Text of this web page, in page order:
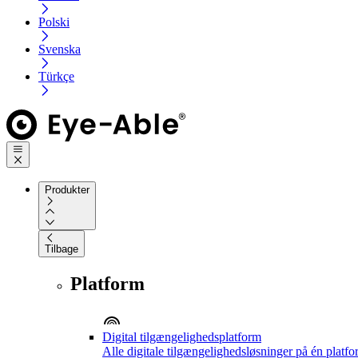
Polski
Svenska
Türkçe
Produkter
Tilbage
Platform
Digital tilgængelighedsplatform
Alle digitale tilgængelighedsløsninger på én